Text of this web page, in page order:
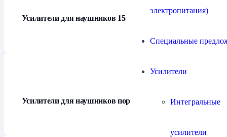
электропитания)
Специальные
Усилители
Интегральные
усилители
Усилители для наушников 15
Усилители для наушников портативные 3